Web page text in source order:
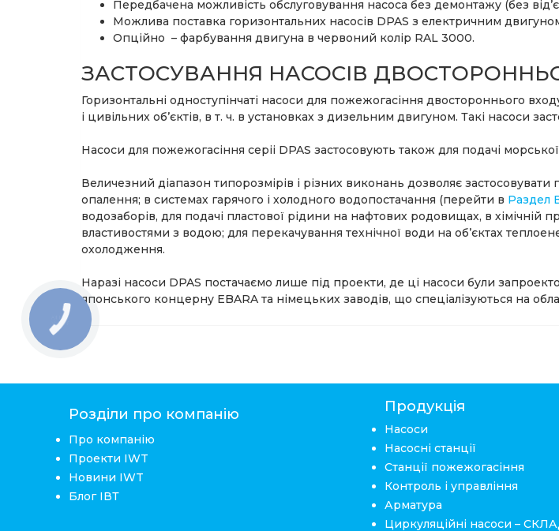
Передбачена можливість обслуговування насоса без демонтажу (без
Можлива поставка горизонтальних насосів DPAS з електричним
Опційно – фарбування двигуна в червоний колір RAL 3000.
ЗАСТОСУВАННЯ НАСОСІВ
Горизонтальні одноступінчаті насоси для пожежогасіння двостороннього
і цивільних об’єктів, в т. ч. в установках з дизельним двигуном. Такі насоси
Насоси для пожежогасіння серіі DPAS застосовують також для подачі
Величезний діапазон типорозмірів і різних виконань дозволяє
опалення; в системах гарячого і холодного водопостачання (перейти в Раздел
водозаборів, для подачі пластової рідини на нафтових родовищах, в хімічній
властивостями з водою; для перекачування технічної води на об’єктах
охолодження.
Наразі насоси DPAS постачаємо лише під проекти, де ці насоси були
японського концерну EBARA та німецьких заводів, що спеціалізуються на
Розділи про компанію
Про компанію
Проекти IWT
Новини IWT
Блог ІВТ
Продукція
Насоси
Насосні станції
Станції пожежогасіння
Контроль і управління
Арматура
Циркуляційні насоси –
КНОПКА
ЗВ'ЯЗКУ